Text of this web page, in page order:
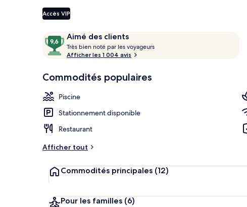
Accès VIP
Avis Aimé des clients
9,6
sur
10,
des
Très bien noté par les voyageurs
é
Afficher les 1 004 avis
Commodités populaires
Piscine
Stationnement disponible
Restaurant
Afficher tout
Commodités principales (12)
Pour les familles (6)